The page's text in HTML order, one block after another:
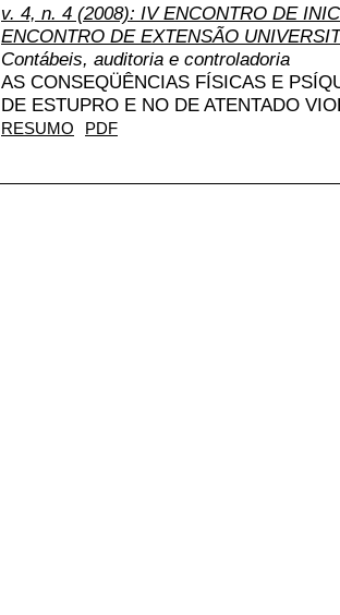
v. 4, n. 4 (2008): IV ENCONTRO DE
ENCONTRO DE EXTENSÃO
Contábeis, auditoria e controladoria
AS CONSEQÜÊNCIAS FÍSICAS E
DE ESTUPRO E NO DE ATENTADO
RESUMO PDF